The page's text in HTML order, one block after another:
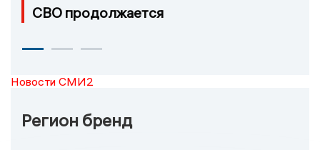
СВО продолжается
Новости СМИ2
Регион бренд